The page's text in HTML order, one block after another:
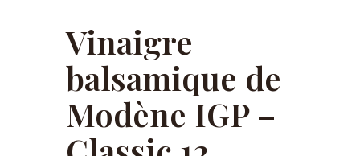
Vinaigre
balsamique de
Modène IGP –